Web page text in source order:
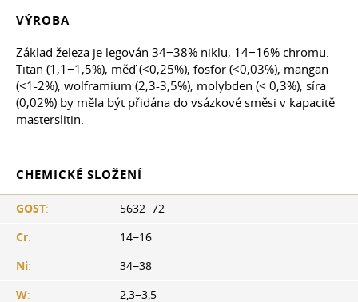
VÝROBA
Základ železa je legován 34−38% niklu, 14−16% chromu.
Titan (1,1−1,5%), měď (<0,25%), fosfor (<0,03%), mangan
(<1-2%), wolframium (2,3-3,5%), molybden (< 0,3%), síra
(0,02%) by měla být přidána do vsázkové směsi v kapacitě
masterslitin.
CHEMICKÉ SLOŽENÍ
GOST:
5632−72
Cr:
14−16
Ni:
34−38
W:
2,3−3,5